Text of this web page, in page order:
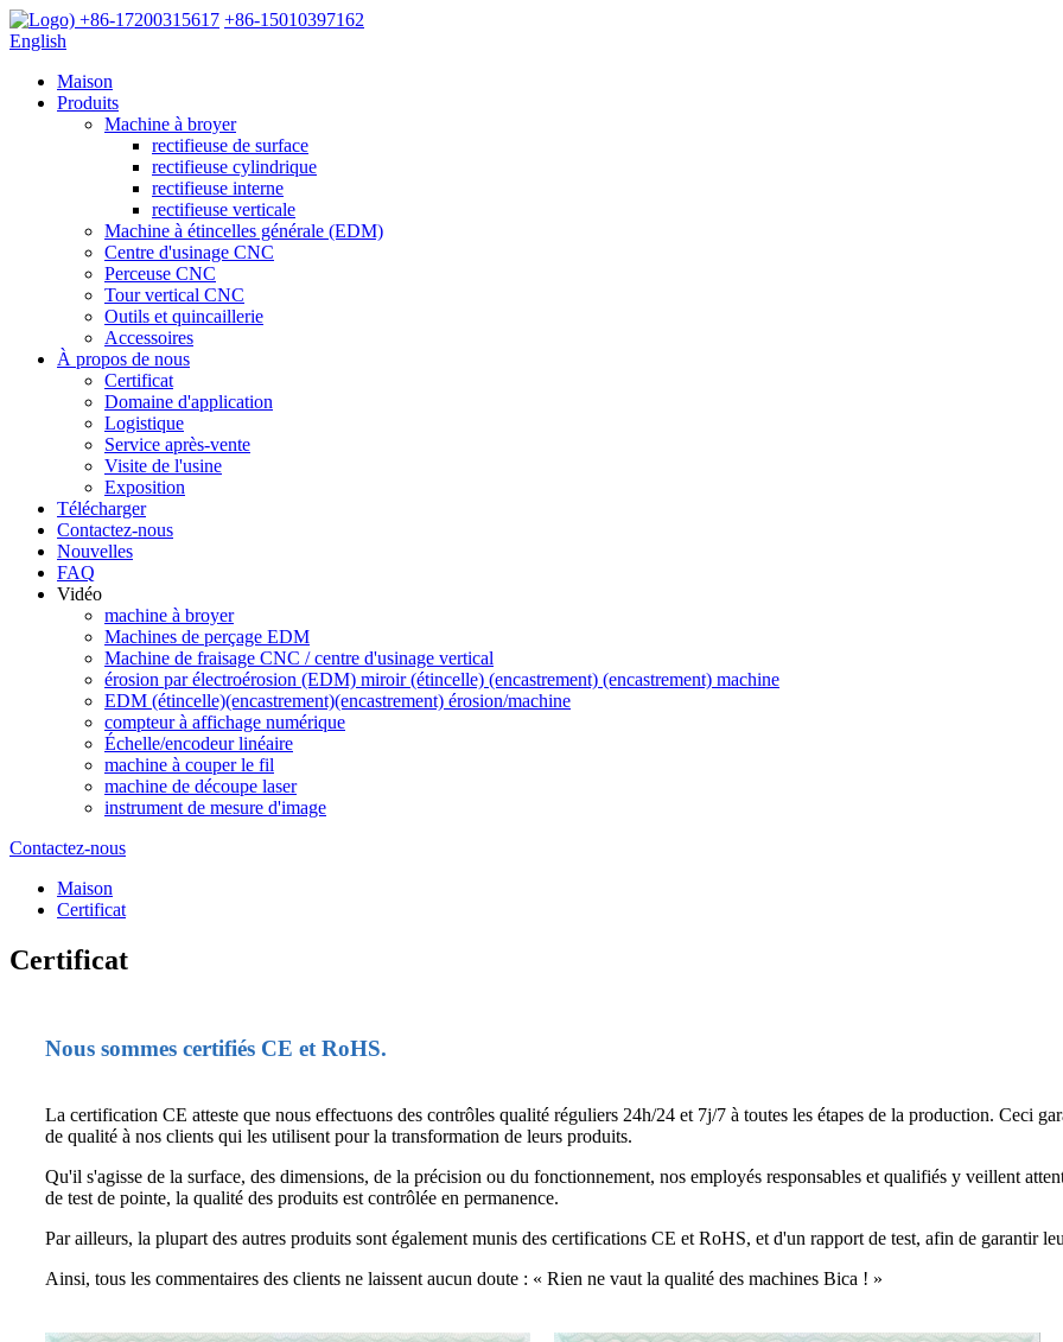
+86-17200315617 +86-15010397162
English
Maison
Produits
Machine à broyer
rectifieuse de surface
rectifieuse cylindrique
rectifieuse interne
rectifieuse verticale
Machine à étincelles générale (EDM)
Centre d'usinage CNC
Perceuse CNC
Tour vertical CNC
Outils et quincaillerie
Accessoires
À propos de nous
Certificat
Domaine d'application
Logistique
Service après-vente
Visite de l'usine
Exposition
Télécharger
Contactez-nous
Nouvelles
FAQ
Vidéo
machine à broyer
Machines de perçage EDM
Machine de fraisage CNC / centre d'usinage vertical
érosion par électroérosion (EDM) miroir (étincelle) (encastrement) (encastrement) machine
EDM (étincelle)(encastrement)(encastrement) érosion/machine
compteur à affichage numérique
Échelle/encodeur linéaire
machine à couper le fil
machine de découpe laser
instrument de mesure d'image
Contactez-nous
Maison
Certificat
Certificat
Nous sommes certifiés CE et RoHS.
La certification CE atteste que nous effectuons des contrôles qualité réguliers 24h/24 et 7j/7 à toutes les étapes de la production. Ceci
de qualité à nos clients qui les utilisent pour la transformation de leurs produits.
Qu'il s'agisse de la surface, des dimensions, de la précision ou du fonctionnement, nos employés responsables et qualifiés y veillent
de test de pointe, la qualité des produits est contrôlée en permanence.
Par ailleurs, la plupart des autres produits sont également munis des certifications CE et RoHS, et d'un rapport de test, afin de garantir
Ainsi, tous les commentaires des clients ne laissent aucun doute : « Rien ne vaut la qualité des machines Bica ! »